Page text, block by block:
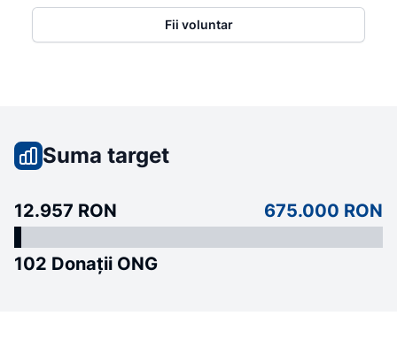
Fii voluntar
Suma target
12.957 RON 675.000 RON
102 Donații ONG